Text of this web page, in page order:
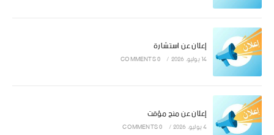
إعلان عن استشارة
14 يوليو، 2026 /
0 COMMENTS
إعلان عن منح مؤقت
4 يوليو، 2026 /
0 COMMENTS